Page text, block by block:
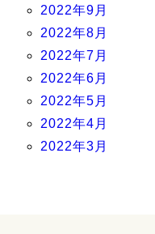
2022年9月
2022年8月
2022年7月
2022年6月
2022年5月
2022年4月
2022年3月